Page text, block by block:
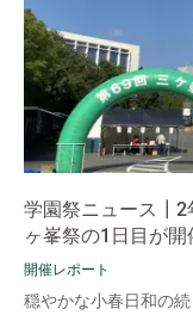
学園祭ニュース┃2
ヶ峯祭の1日目が開
開催レポート
穏やかな小春日和の